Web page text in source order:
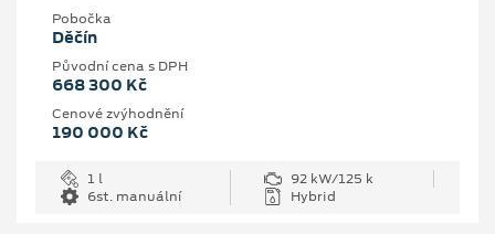
Pobočka
Děčín
Původní cena s DPH
668 300 Kč
Cenové zvýhodnění
190 000 Kč
1 l
92 kW/125 k
6st. manuální
Hybrid